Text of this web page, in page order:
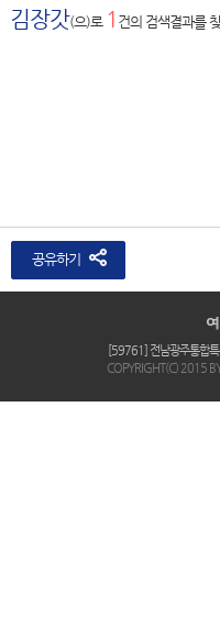
김장갓(으)로 1 건의 검색결과를
공유하기
[59761] 전남광주통합
COPYRIGHT(C) 2015